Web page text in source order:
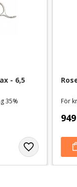
- 6,5
35% För
949